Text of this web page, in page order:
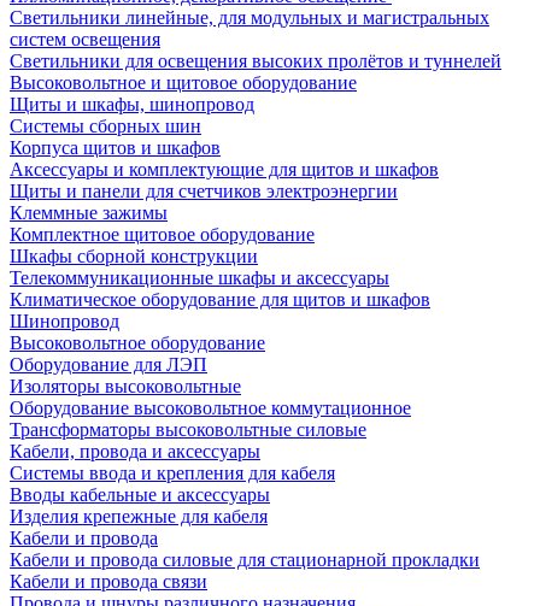
Светильники линейные, для модульных и магистральных
систем освещения
Светильники для освещения высоких пролётов и туннелей
Высоковольтное и щитовое оборудование
Щиты и шкафы, шинопровод
Системы сборных шин
Корпуса щитов и шкафов
Аксессуары и комплектующие для щитов и шкафов
Щиты и панели для счетчиков электроэнергии
Клеммные зажимы
Комплектное щитовое оборудование
Шкафы сборной конструкции
Телекоммуникационные шкафы и аксессуары
Климатическое оборудование для щитов и шкафов
Шинопровод
Высоковольтное оборудование
Оборудование для ЛЭП
Изоляторы высоковольтные
Оборудование высоковольтное коммутационное
Трансформаторы высоковольтные силовые
Кабели, провода и аксессуары
Системы ввода и крепления для кабеля
Вводы кабельные и аксессуары
Изделия крепежные для кабеля
Кабели и провода
Кабели и провода силовые для стационарной прокладки
Кабели и провода связи